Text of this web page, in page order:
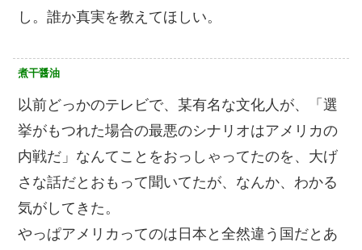
し。誰か真実を教えてほしい。
煮干醤油
以前どっかのテレビで、某有名な文化人が、「選
挙がもつれた場合の最悪のシナリオはアメリカの
内戦だ」なんてことをおっしゃってたのを、大げ
さな話だとおもって聞いてたが、なんか、わかる
気がしてきた。
やっぱアメリカってのは日本と全然違う国だとあ